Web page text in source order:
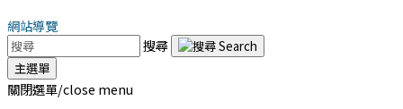
網站導覽
搜尋
主選單
關閉選單/close menu